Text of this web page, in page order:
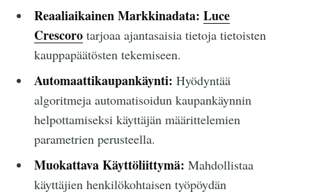
Reaaliaikainen Markkinadata: Luce
Crescorotarjoaa ajantasaisia tietoja tietoisten
kauppapäätösten tekemiseen.
Automaattikaupankäynti: Hyödyntää
algoritmeja automatisoidun kaupankäynnin
helpottamiseksi käyttäjän määrittelemien
parametrien perusteella.
Muokattava Käyttöliittymä: Mahdollistaa
käyttäjien henkilökohtaisen työpöydän